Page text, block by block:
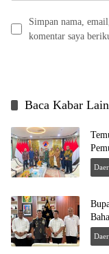
Simpan nama,
komentar saya
Baca Kabar